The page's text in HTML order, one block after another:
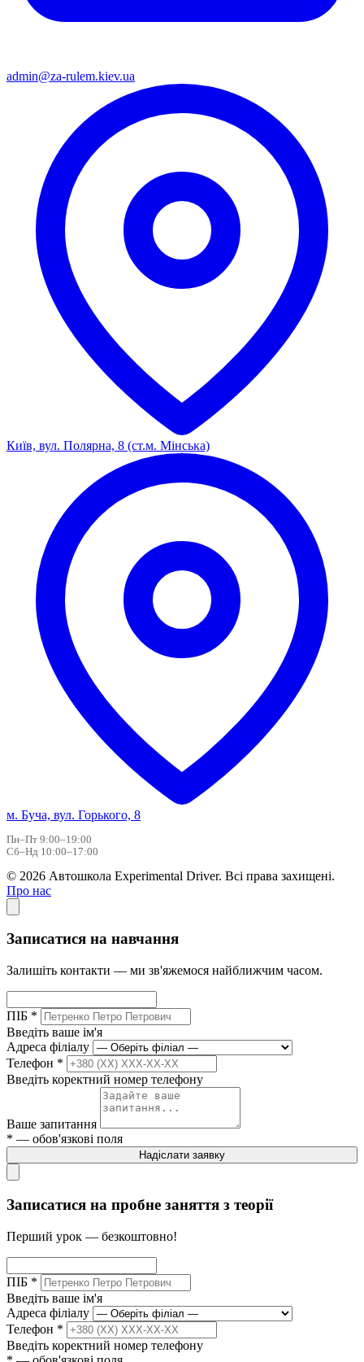
admin@za-rulem.kiev.ua
Київ, вул. Полярна, 8 (ст.м. Мінська)
м. Буча, вул. Горького, 8
Пн–Пт 9:00–19:00
Сб–Нд 10:00–17:00
© 2026 Автошкола Experimental Driver. Всі права захищені.
Про нас
Записатися на навчання
Залишіть контакти — ми зв'яжемося найближчим часом.
ПІБ *
Введіть ваше ім'я
Адреса філіалу
Телефон *
Введіть коректний номер телефону
Ваше запитання
* — обов'язкові поля
Надіслати заявку
Записатися на пробне заняття з теорії
Перший урок — безкоштовно!
ПІБ *
Введіть ваше ім'я
Адреса філіалу
Телефон *
Введіть коректний номер телефону